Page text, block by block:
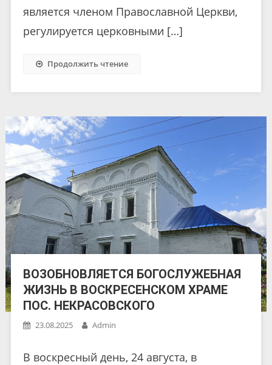
является членом Православной Церкви,
регулируется церковными […]
Продолжить чтение
ВОЗОБНОВЛЯЕТСЯ БОГОСЛУЖЕБНАЯ
ЖИЗНЬ В ВОСКРЕСЕНСКОМ ХРАМЕ
ПОС. НЕКРАСОВСКОГО
23.08.2025 Admin
В воскресный день, 24 августа, в